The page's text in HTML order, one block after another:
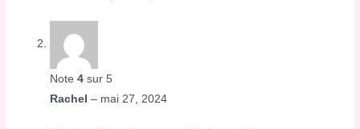
Note4 sur 5
Rachel– mai 27, 2024